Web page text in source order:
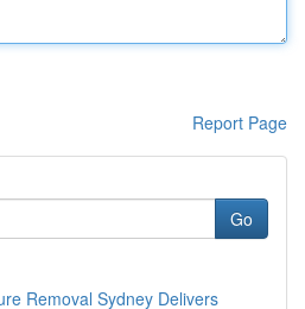
Report Page
Go
Removal Sydney Delivers